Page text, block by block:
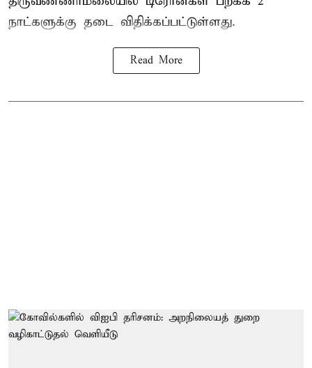
நாட்களுக்கு தடை விதிக்கப்பட்டுள்ளது.
Read More